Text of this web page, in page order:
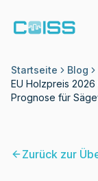
Startseite
Blog
EU Holzpreis
Prognose für
Zurück zur